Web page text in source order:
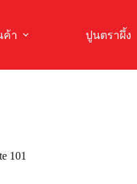
ค้า ปูนตราผึ้ง
101